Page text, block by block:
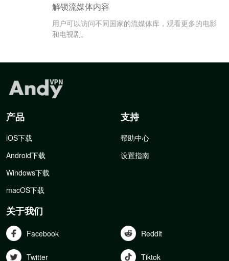
解锁流媒体内容
用户可以访问不同国家的流媒体库，观看更多的电影
和电视剧。
产品
iOS下载
Android下载
Windows下载
macOS下载
支持
帮助中心
设置指南
关于我们
Facebook Reddit
Twitter Tiktok